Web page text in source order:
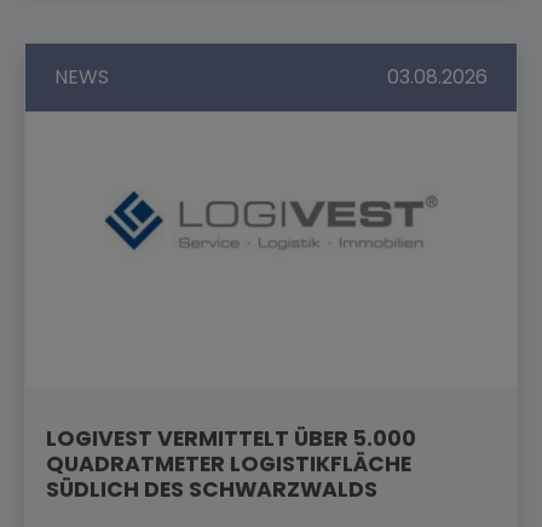
NEWS 03.08.2026
LOGIVEST VERMITTELT ÜBER 5.000
QUADRATMETER LOGISTIKFLÄCHE
SÜDLICH DES SCHWARZWALDS